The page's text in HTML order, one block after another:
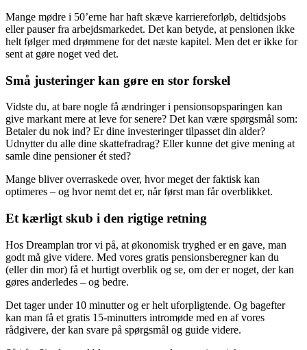
Mange mødre i 50’erne har haft skæve karriereforløb, deltidsjobs
eller pauser fra arbejdsmarkedet. Det kan betyde, at pensionen ikke
helt følger med drømmene for det næste kapitel. Men det er ikke for
sent at gøre noget ved det.
Små justeringer kan gøre en stor forskel
Vidste du, at bare nogle få ændringer i pensionsopsparingen kan
give markant mere at leve for senere? Det kan være spørgsmål som:
Betaler du nok ind? Er dine investeringer tilpasset din alder?
Udnytter du alle dine skattefradrag? Eller kunne det give mening at
samle dine pensioner ét sted?
Mange bliver overraskede over, hvor meget der faktisk kan
optimeres – og hvor nemt det er, når først man får overblikket.
Et kærligt skub i den rigtige retning
Hos Dreamplan tror vi på, at økonomisk tryghed er en gave, man
godt må give videre. Med vores gratis pensionsberegner kan du
(eller din mor) få et hurtigt overblik og se, om der er noget, der kan
gøres anderledes – og bedre.
Det tager under 10 minutter og er helt uforpligtende. Og bagefter
kan man få et gratis 15-minutters intromøde med en af vores
rådgivere, der kan svare på spørgsmål og guide videre.